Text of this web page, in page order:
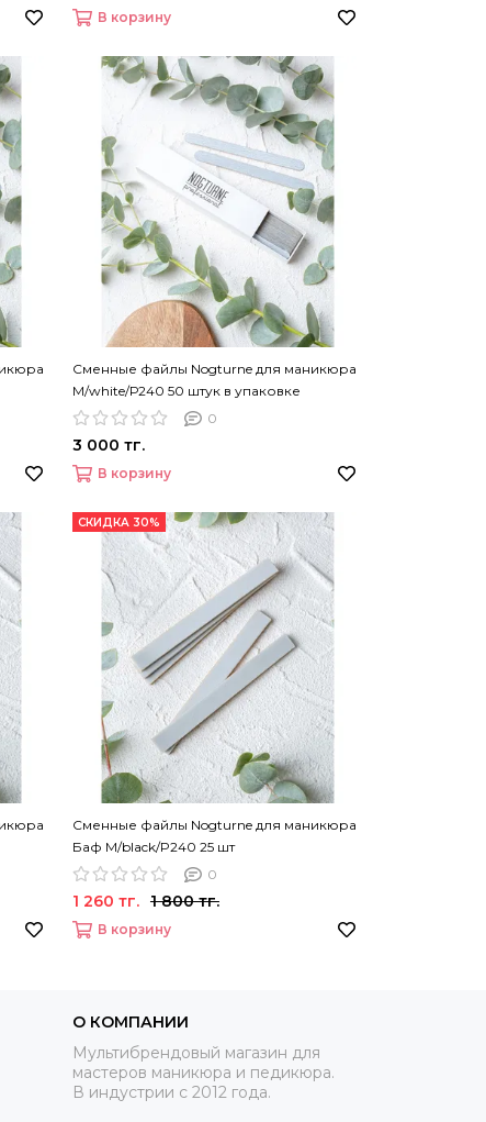
В корзину
Сменные файлы Nogturne для маникюра
M/white/Р240 50 штук в упаковке
0
3 000 тг.
В корзину
СКИДКА 30%
Сменные файлы Nogturne для маникюра
Баф M/black/P240 25 шт
0
1 260 тг. 1 800 тг.
В корзину
О КОМПАНИИ
Мультибрендовый магазин для
мастеров маникюра и педикюра.
В индустрии с 2012 года.